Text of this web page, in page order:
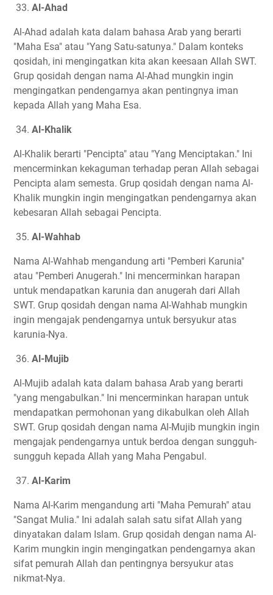
33. Al-Ahad
Al-Ahad adalah kata dalam bahasa Arab yang berarti
"Maha Esa" atau "Yang Satu-satunya." Dalam konteks
qosidah, ini mengingatkan kita akan keesaan Allah SWT.
Grup qosidah dengan nama Al-Ahad mungkin ingin
mengingatkan pendengarnya akan pentingnya iman
kepada Allah yang Maha Esa.
34. Al-Khalik
Al-Khalik berarti "Pencipta" atau "Yang Menciptakan." Ini
mencerminkan kekaguman terhadap peran Allah sebagai
Pencipta alam semesta. Grup qosidah dengan nama Al-
Khalik mungkin ingin mengingatkan pendengarnya akan
kebesaran Allah sebagai Pencipta.
35. Al-Wahhab
Nama Al-Wahhab mengandung arti "Pemberi Karunia"
atau "Pemberi Anugerah." Ini mencerminkan harapan
untuk mendapatkan karunia dan anugerah dari Allah
SWT. Grup qosidah dengan nama Al-Wahhab mungkin
ingin mengajak pendengarnya untuk bersyukur atas
karunia-Nya.
36. Al-Mujib
Al-Mujib adalah kata dalam bahasa Arab yang berarti
"yang mengabulkan." Ini mencerminkan harapan untuk
mendapatkan permohonan yang dikabulkan oleh Allah
SWT. Grup qosidah dengan nama Al-Mujib mungkin ingin
mengajak pendengarnya untuk berdoa dengan sungguh-
sungguh kepada Allah yang Maha Pengabul.
37. Al-Karim
Nama Al-Karim mengandung arti "Maha Pemurah" atau
"Sangat Mulia." Ini adalah salah satu sifat Allah yang
dinyatakan dalam Islam. Grup qosidah dengan nama Al-
Karim mungkin ingin mengingatkan pendengarnya akan
sifat pemurah Allah dan pentingnya bersyukur atas
nikmat-Nya.